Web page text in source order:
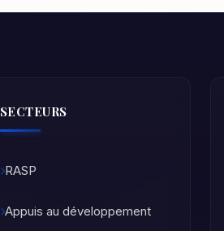
SECTEURS
RASP
Appuis au développement